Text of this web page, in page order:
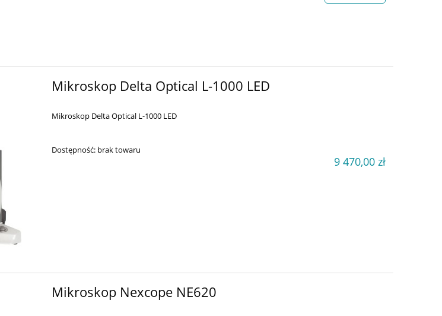
Mikroskop Delta Optical L-1000 LED
Mikroskop Delta Optical L-1000 LED
Dostępność: brak towaru
9 470,00 zł
Mikroskop Nexcope NE620